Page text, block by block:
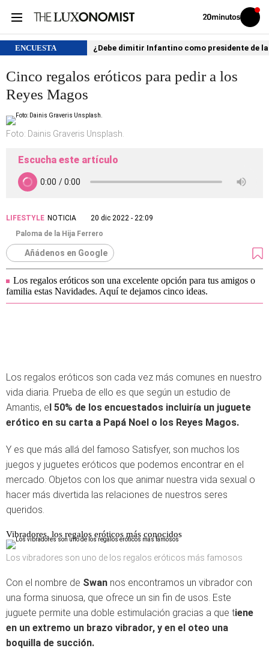
Volver
Iniciar
sesión
ENCUESTA ¿Debe dimitir Infantino como presidente de
Cinco regalos eróticos para pedir a los
Reyes Magos
Foto: Dainis Graveris Unsplash.
Escucha este artículo
LIFESTYLE NOTICIA
20 dic 2022 - 22:09
Paloma de la Hija Ferrero
Añádenos en Google
Los regalos eróticos son una excelente opción para tus amigos o
familia estas Navidades. Aquí te dejamos cinco ideas.
Los regalos eróticos son cada vez más comunes en nuestro
vida diaria. Prueba de ello es que según un estudio de
Amantis, el 50% de los encuestados incluiría un juguete
erótico en su carta a Papá Noel o los Reyes Magos.
Y es que más allá del famoso Satisfyer, son muchos los
juegos y juguetes eróticos que podemos encontrar en el
mercado. Objetos con los que animar nuestra vida sexual o
hacer más divertida las relaciones de nuestros seres
queridos.
Vibradores, los regalos eróticos más conocidos
Los vibradores son uno de los regalos eróticos más famosos
Con el nombre de Swan nos encontramos un vibrador con
una forma sinuosa, que ofrece un sin fin de usos. Este
juguete permite una doble estimulación gracias a que tiene
en un extremo un brazo vibrador, y en el oteo una
boquilla de succión.